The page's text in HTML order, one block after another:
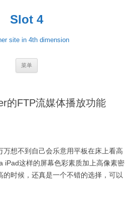
Slot 4
site in 4th dimension
菜单
的FTP流媒体播放功能
万想不到自己会乐意用平板在床上看高
iPad这样的屏幕色彩素质加上高像素密
的时候，还真是一个不错的选择，可以